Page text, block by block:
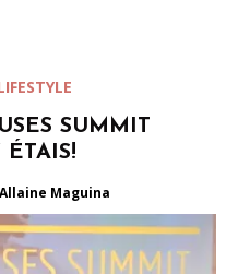
SUMMIT
ÉTAIS!
Maguina